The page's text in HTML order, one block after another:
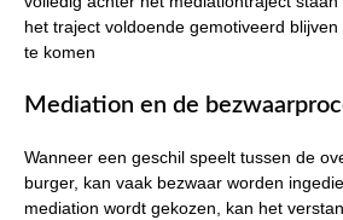
het traject voldoende gemotiveerd
te komen
Mediation en de
Wanneer een geschil speelt tussen de
burger, kan vaak bezwaar worden
mediation wordt gekozen, kan het